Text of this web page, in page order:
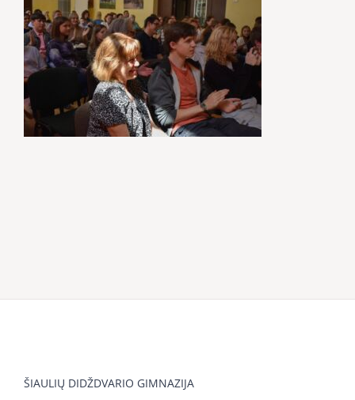
ŠIAULIŲ DIDŽDVARIO GIMNAZIJA